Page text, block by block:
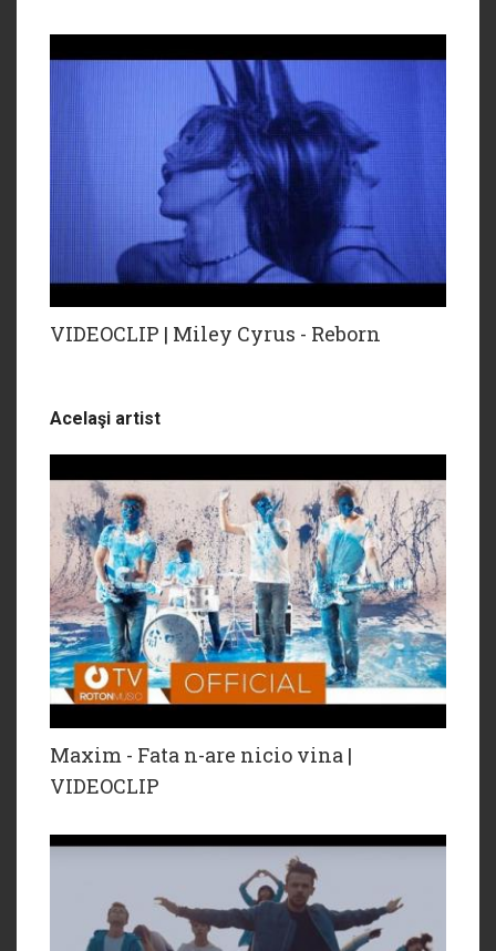
VIDEOCLIP | Miley Cyrus - Reborn
Acelaşi artist
Maxim - Fata n-are nicio vina |
VIDEOCLIP